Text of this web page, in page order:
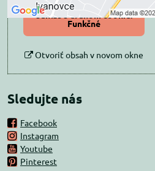
Povoliť a zapamätať -
súhlas s druhom cookie:
Funkčné
Otvoriť obsah v novom okne
Sledujte nás
Facebook
Instagram
Youtube
Pinterest